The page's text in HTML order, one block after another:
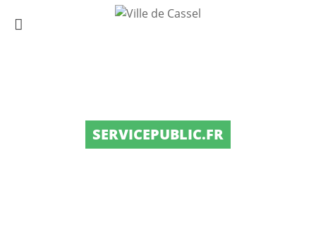
SERVICEPUBLIC.FR